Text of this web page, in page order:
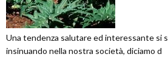
Una tendenza salutare ed interessante si
insinuando nella nostra società, diciamo d